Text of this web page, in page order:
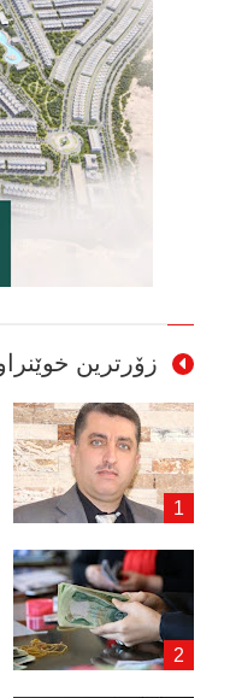
زۆرترین